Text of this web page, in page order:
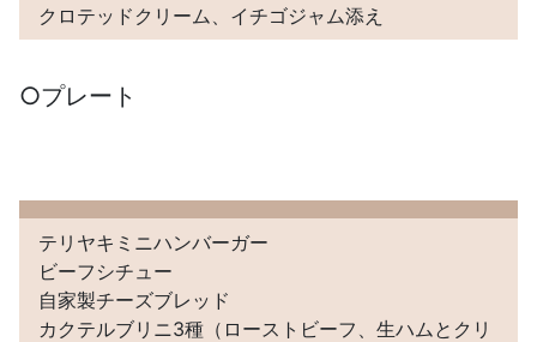
クロテッドクリーム、イチゴジャム添え
○プレート
テリヤキミニハンバーガー
ビーフシチュー
自家製チーズブレッド
カクテルブリニ3種（ローストビーフ、生ハムとクリ